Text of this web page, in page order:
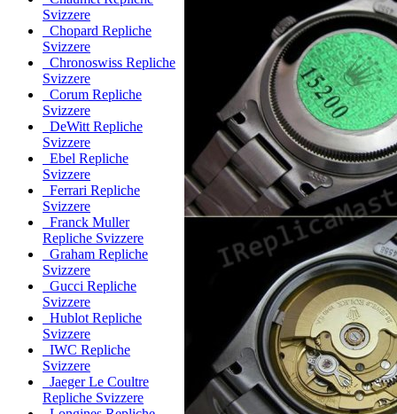
Svizzere
Chopard Repliche
Svizzere
Chronoswiss Repliche
Svizzere
Corum Repliche
Svizzere
DeWitt Repliche
Svizzere
Ebel Repliche
Svizzere
Ferrari Repliche
Svizzere
Franck Muller
Repliche Svizzere
Graham Repliche
Svizzere
Gucci Repliche
Svizzere
Hublot Repliche
Svizzere
IWC Repliche
Svizzere
Jaeger Le Coultre
Repliche Svizzere